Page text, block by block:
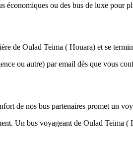
économiques ou des bus de luxe pour
de Oulad Teima ( Houara) et se
ou autre) par email dès que vous
de nos bus partenaires promet un
Un bus voyageant de Oulad Teima